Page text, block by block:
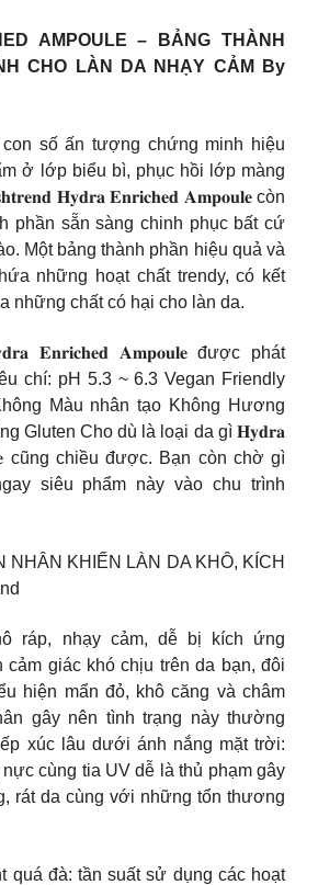
AMPOULE – BẢNG THÀNH
CHO LÀN DA NHẠY CẢM By
số ấn tượng chứng minh hiệu
ở lớp biểu bì, phục hồi lớp màng
𝐇𝐲𝐝𝐫𝐚 𝐄𝐧𝐫𝐢𝐜𝐡𝐞𝐝 𝐀𝐦𝐩𝐨𝐮𝐥𝐞 còn
phần sẵn sàng chinh phục bất cứ
Một bảng thành phần hiệu quả và
những hoạt chất trendy, có kết
những chất có hại cho làn da.
𝐄𝐧𝐫𝐢𝐜𝐡𝐞𝐝 𝐀𝐦𝐩𝐨𝐮𝐥𝐞 được phát
chí: pH 5.3 ~ 6.3 Vegan Friendly
Màu nhân tạo Không Hương
Gluten Cho dù là loại da gì 𝐇𝐲𝐝𝐫𝐚
cũng chiều được. Bạn còn chờ gì
siêu phẩm này vào chu trình
NHÂN KHIẾN LÀN DA KHÔ, KÍCH
ráp, nhạy cảm, dễ bị kích ứng
cảm giác khó chịu trên da bạn, đôi
hiện mẩn đỏ, khô căng và châm
gây nên tình trạng này thường
xúc lâu dưới ánh nắng mặt trời:
cùng tia UV dễ là thủ phạm gây
rát da cùng với những tổn thương
quá đà: tần suất sử dụng các hoạt